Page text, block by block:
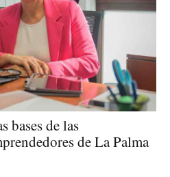
bases de las
de La Palma